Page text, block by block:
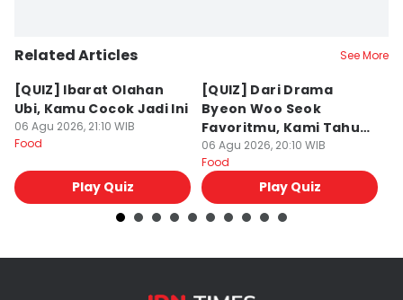
Related Articles See More
[QUIZ] Ibarat Olahan
Ubi, Kamu Cocok Jadi Ini
06 Agu 2026, 21:10 WIB
Food
Play Quiz
[QUIZ] Dari Drama
Byeon Woo Seok
Favoritmu, Kami Tahu
Makanan yang Cocok
untukmu
06 Agu 2026, 20:10 WIB
Food
Play Quiz